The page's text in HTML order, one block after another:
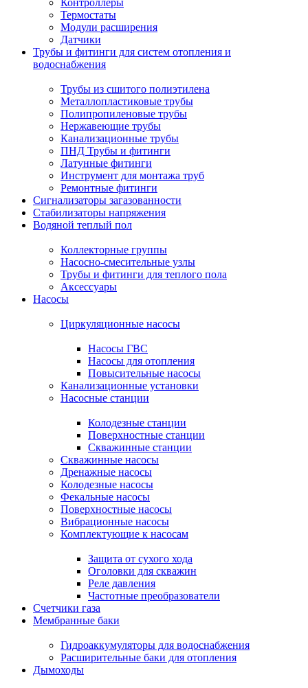
Контроллеры
Термостаты
Модули расширения
Датчики
Трубы и фитинги для систем отопления и
водоснабжения
Трубы из сшитого полиэтилена
Металлопластиковые трубы
Полипропиленовые трубы
Нержавеющие трубы
Канализационные трубы
ПНД Трубы и фитинги
Латунные фитинги
Инструмент для монтажа труб
Ремонтные фитинги
Сигнализаторы загазованности
Стабилизаторы напряжения
Водяной теплый пол
Коллекторные группы
Насосно-смесительные узлы
Трубы и фитинги для теплого пола
Аксессуары
Насосы
Циркуляционные насосы
Насосы ГВС
Насосы для отопления
Повысительные насосы
Канализационные установки
Насосные станции
Колодезные станции
Поверхностные станции
Скважинные станции
Скважинные насосы
Дренажные насосы
Колодезные насосы
Фекальные насосы
Поверхностные насосы
Вибрационные насосы
Комплектующие к насосам
Защита от сухого хода
Оголовки для скважин
Реле давления
Частотные преобразователи
Счетчики газа
Мембранные баки
Гидроаккумуляторы для водоснабжения
Расширительные баки для отопления
Дымоходы